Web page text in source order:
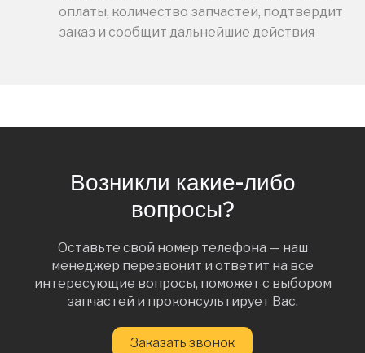
оплаты, количество запчастей, подтвердит
заказ и сообщит дальнейшие действия
Возникли какие-либо
вопросы?
Оставьте свой номер телефона — наш
менеджер перезвонит и ответит на все
интересующие вопросы, поможет с выбором
запчастей и проконсультирует Вас.
Заказать звонок